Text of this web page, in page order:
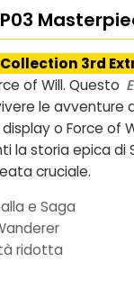
3rd
of Will. Questo
le
o Force of
la storia epica di
cruciale.
e Saga
ridotta